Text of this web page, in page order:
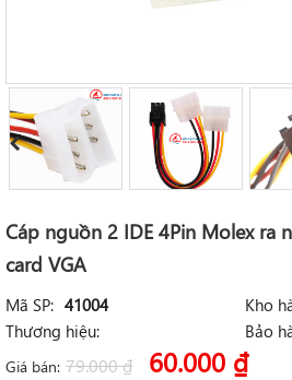
Cáp nguồn 2 IDE 4Pin Molex ra
card VGA
Mã SP: 41004 Kho
Thương hiệu:
Bảo
Giá bán: 79.000₫ 60.000 ₫